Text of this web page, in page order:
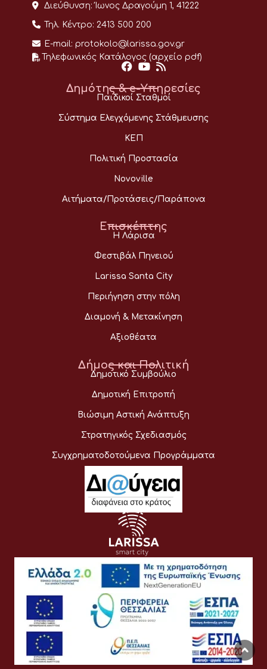
Διεύθυνση: Ίωνος Δραγούμη 1, 41222
Τηλ. Κέντρο: 2413 500 200
E-mail: protokolo@larissa.gov.gr
Τηλεφωνικός Κατάλογος (αρχείο pdf)
Δημότης & e-Υπηρεσίες
Παιδικοί Σταθμοί
Σύστημα Ελεγχόμενης Στάθμευσης
ΚΕΠ
Πολιτική Προστασία
Novoville
Αιτήματα/Προτάσεις/Παράπονα
Επισκέπτης
Η Λάρισα
Φεστιβάλ Πηνειού
Larissa Santa City
Περιήγηση στην πόλη
Διαμονή & Μετακίνηση
Αξιοθέατα
Δήμος και Πολιτική
Δημοτικό Συμβούλιο
Δημοτική Επιτροπή
Βιώσιμη Αστική Ανάπτυξη
Στρατηγικός Σχεδιασμός
Συγχρηματοδοτούμενα Προγράμματα